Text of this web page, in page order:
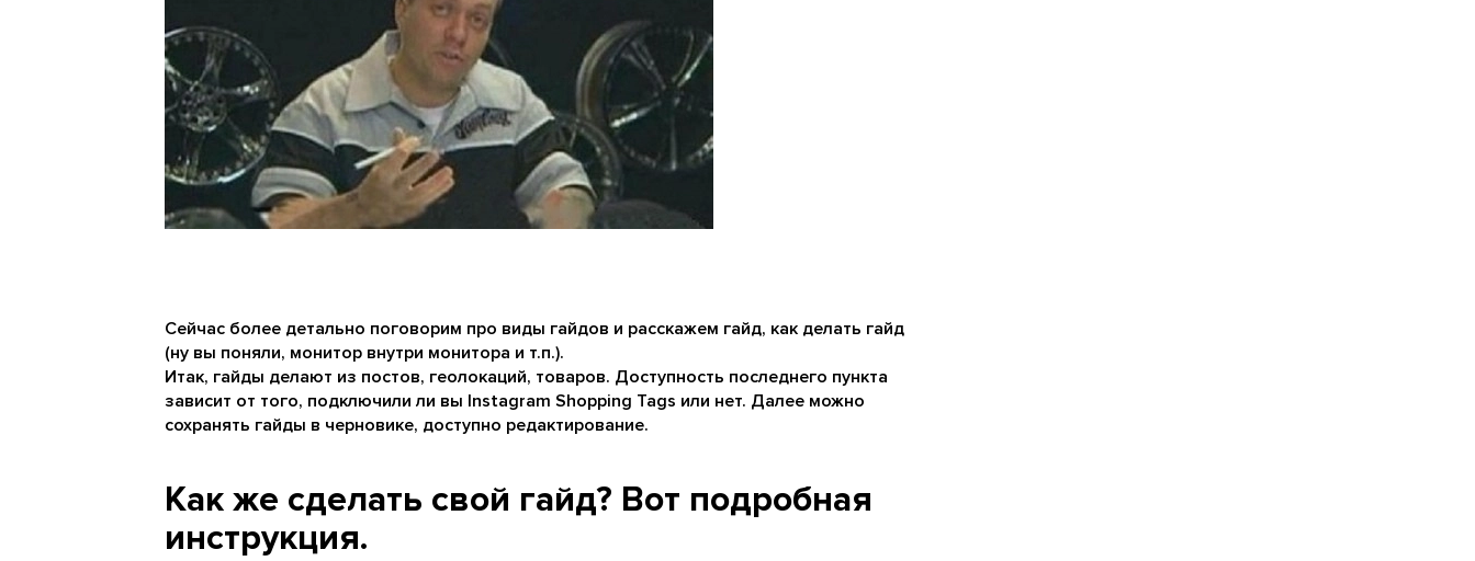
Сейчас более детально поговорим про виды гайдов и расскажем гайд, как делать гайд
(ну вы поняли, монитор внутри монитора и т.п.).
Итак, гайды делают из постов, геолокаций, товаров. Доступность последнего пункта
зависит от того, подключили ли вы Instagram Shopping Tags или нет. Далее можно
сохранять гайды в черновике, доступно редактирование.
Как же сделать свой гайд? Вот подробная
инструкция.